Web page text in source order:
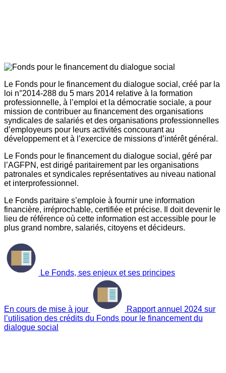
Le Fonds pour le financement du dialogue social, créé par la
loi n°2014-288 du 5 mars 2014 relative à la formation
professionnelle, à l’emploi et la démocratie sociale, a pour
mission de contribuer au financement des organisations
syndicales de salariés et des organisations professionnelles
d’employeurs pour leurs activités concourant au
développement et à l’exercice de missions d’intérêt général.
Le Fonds pour le financement du dialogue social, géré par
l’AGFPN, est dirigé paritairement par les organisations
patronales et syndicales représentatives au niveau national
et interprofessionnel.
Le Fonds paritaire s’emploie à fournir une information
financière, irréprochable, certifiée et précise. Il doit devenir le
lieu de référence où cette information est accessible pour le
plus grand nombre, salariés, citoyens et décideurs.
Le Fonds, ses enjeux et ses principes
En cours de mise à jour
Rapport annuel 2024 sur
l’utilisation des crédits du Fonds pour le financement du
dialogue social